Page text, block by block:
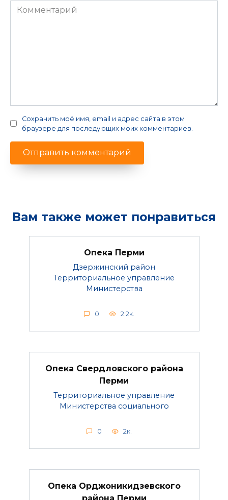
Комментарий
Сохранить моё имя, email и адрес сайта в этом
браузере для последующих моих комментариев.
Вам также может понравиться
Опека Перми
Дзержинский район
Территориальное управление
Министерства
0 2.2к.
Опека Свердловского района
Перми
Территориальное управление
Министерства социального
0 2к.
Опека Орджоникидзевского